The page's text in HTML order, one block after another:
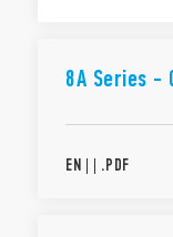
8A Series -
EN | | .PDF